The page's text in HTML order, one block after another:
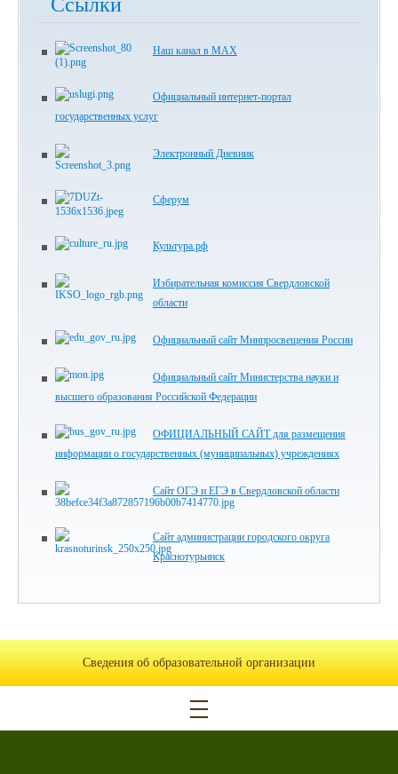
Наш канал в МАХ
Официальный интернет-портал
государственных услуг
Электронный Дневник
Сферум
Культура.рф
Избирательная комиссия Свердловской
области
Официальный сайт Минпросвещения России
Официальный сайт Министерства науки и
высшего образования Российской Федерации
ОФИЦИАЛЬНЫЙ САЙТ для размещения
информации о государственных (муниципальных) учреждениях
Сайт ОГЭ и ЕГЭ в Свердловской области
Сайт администрации городского округа
Краснотурьинск
Сведения об образовательной организации